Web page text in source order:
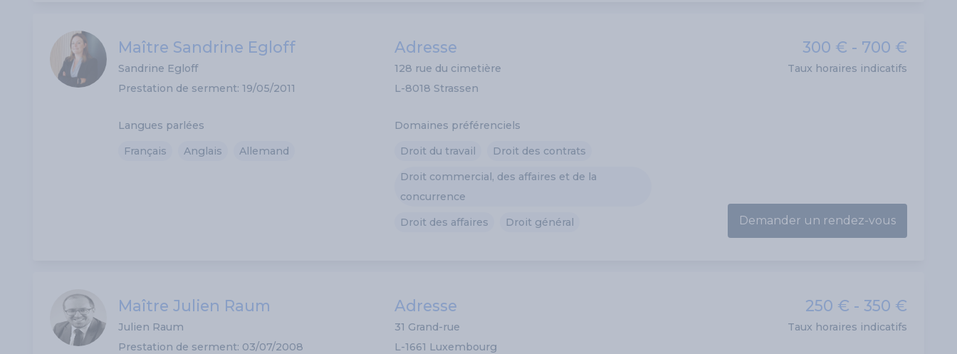
Maître Sandrine Egloff
Sandrine Egloff
Prestation de serment: 19/05/2011
Adresse
128 rue du cimetière
L-8018 Strassen
300 € - 700 €
Taux horaires indicatifs
Langues parlées
Français
Anglais Allemand
Domaines préférenciels
Droit du travail
Droit des contrats
Droit commercial, des affaires et de la
concurrence
Droit des affaires
Droit général Demander un rendez-vous
Maître Julien Raum
Julien Raum
Prestation de serment: 03/07/2008
Adresse
31 Grand-rue
L-1661 Luxembourg
250 € - 350 €
Taux horaires indicatifs